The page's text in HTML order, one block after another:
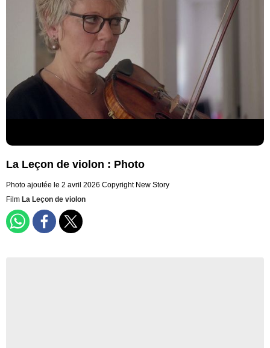
La Leçon de violon : Photo
Photo ajoutée le 2 avril 2026 Copyright New Story
Film La Leçon de violon